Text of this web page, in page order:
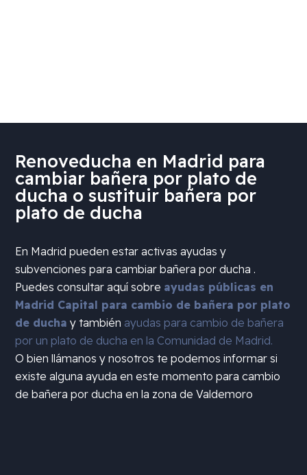
Renoveducha en Madrid para
cambiar bañera por plato de
ducha o sustituir bañera por
plato de ducha
En Madrid pueden estar activas ayudas y
subvenciones para cambiar bañera por ducha .
Puedes consultar aquí sobre ayudas públicas en
Madrid Capital para cambio de bañera por plato
de ducha y también ayudas para cambio de bañera
por un plato de ducha en la Comunidad de Madrid.
O bien llámanos y nosotros te podemos informar si
existe alguna ayuda en este momento para cambio
de bañera por ducha en la zona deValdemoro